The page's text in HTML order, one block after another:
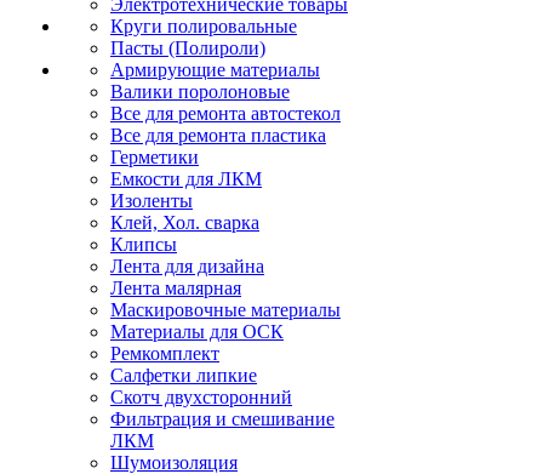
Электротехнические товары
Круги полировальные
Пасты (Полироли)
Армирующие материалы
Валики поролоновые
Все для ремонта автостекол
Все для ремонта пластика
Герметики
Емкости для ЛКМ
Изоленты
Клей, Хол. сварка
Клипсы
Лента для дизайна
Лента малярная
Маскировочные материалы
Материалы для ОСК
Ремкомплект
Салфетки липкие
Скотч двухсторонний
Фильтрация и смешивание
ЛКМ
Шумоизоляция